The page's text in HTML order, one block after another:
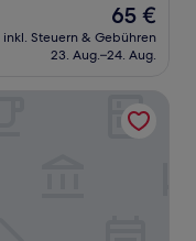
Der
Preis
beträgt
65 €
inkl. Steuern & Gebühren
23. Aug.–24. Aug.